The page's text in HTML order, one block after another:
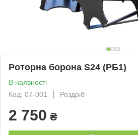
Роторна борона S24 (РБ1)
В наявності
Код: 07-001
Роздріб
2 750 ₴